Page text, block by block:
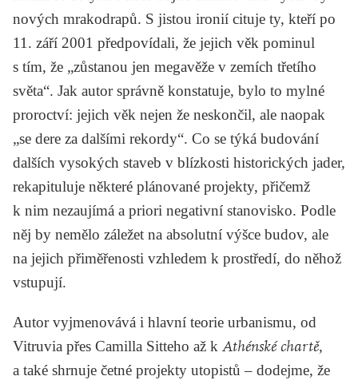
nových mrakodrapů. S jistou ironií cituje ty, kteří po
11. září 2001 předpovídali, že jejich věk pominul
s tím, že „zůstanou jen megavěže v zemích třetího
světa“. Jak autor správně konstatuje, bylo to mylné
proroctví: jejich věk nejen že neskončil, ale naopak
„se dere za dalšími rekordy“. Co se týká budování
dalších vysokých staveb v blízkosti historických jader,
rekapituluje některé plánované projekty, přičemž
k nim nezaujímá a priori negativní stanovisko. Podle
něj by nemělo záležet na absolutní výšce budov, ale
na jejich přiměřenosti vzhledem k prostředí, do něhož
vstupují.
Autor vyjmenovává i hlavní teorie urbanismu, od
Vitruvia přes Camilla Sitteho až k Athénské chartě,
a také shrnuje četné projekty utopistů – dodejme, že